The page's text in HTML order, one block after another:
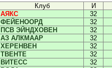
Клуб
И
АЯКС
32
ФЕЙЕНООРД
32
ПСВ ЭЙНДХОВЕН
32
АЗ АЛКМААР
32
ХЕРЕНВЕН
32
ТВЕНТЕ
32
ВИТЕСС
32